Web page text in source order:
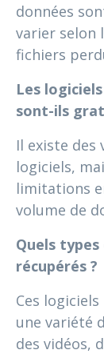
données
varier selon
fichiers
Les
sont-ils
Il existe
logiciels,
limitations
volume de
Quels
récupérés ?
Ces
une variété
des vidéos,